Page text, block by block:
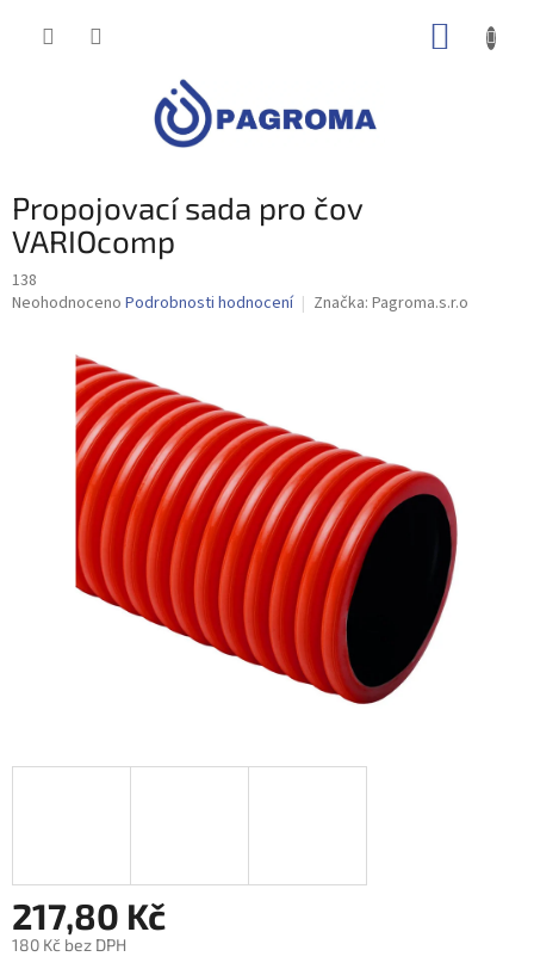
Propojovací sada pro čov
VARIOcomp
138
Průměrné
hvězdiček.
Neohodnoceno Podrobnosti hodnocení Značka: Pagroma.s.r.o
217,80 Kč
180 Kč bez DPH